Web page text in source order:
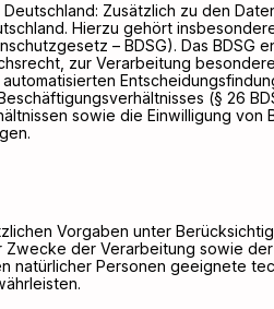
Zusätzlich zu den
Hierzu gehört
– BDSG). Das BDSG
zur Verarbeitung
(§ 26
sowie die Einwilligung
Vorgaben unter
Zwecke der Verarbeitung sowie
natürlicher Personen geeignete